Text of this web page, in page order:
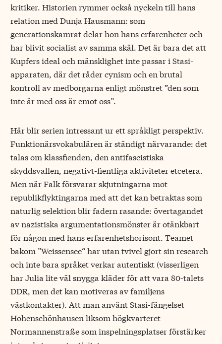
kritiker. Historien rymmer också nyckeln till hans
relation med Dunja Hausmann: som
generationskamrat delar hon hans erfarenheter och
har blivit socialist av samma skäl. Det är bara det att
Kupfers ideal och mänsklighet inte passar i Stasi-
apparaten, där det råder cynism och en brutal
kontroll av medborgarna enligt mönstret ”den som
inte är med oss är emot oss”.
Här blir serien intressant ur ett språkligt perspektiv.
Funktionärsvokabulären är ständigt närvarande: det
talas om klassfienden, den antifascistiska
skyddsvallen, negativt-fientliga aktiviteter etcetera.
Men när Falk försvarar skjutningarna mot
republikflyktingarna med att det kan betraktas som
naturlig selektion blir fadern rasande: övertagandet
av nazistiska argumentationsmönster är otänkbart
för någon med hans erfarenhetshorisont. Teamet
bakom ”Weissensee“ har utan tvivel gjort sin research
och inte bara språket verkar autentiskt (visserligen
har Julia lite väl snygga kläder för att vara 80-talets
DDR, men det kan motiveras av familjens
västkontakter). Att man använt Stasi-fängelset
Hohenschönhausen liksom högkvarteret
Normannenstraße som inspelningsplatser förstärker